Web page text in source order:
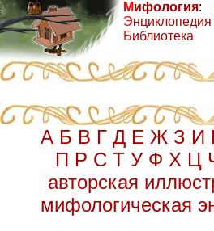
Мифология:
Энциклопедия
Библиотека
А Б В Г Д Е Ж З И
П Р С Т У Ф Х Ц
авторская
мифологическая